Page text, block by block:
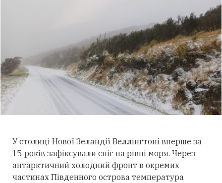
У столиці Нової Зеландії Веллінгтоні вперше за
15 років зафіксували сніг на рівні моря. Через
антарктичний холодний фронт в окремих
частинах Південного острова температура